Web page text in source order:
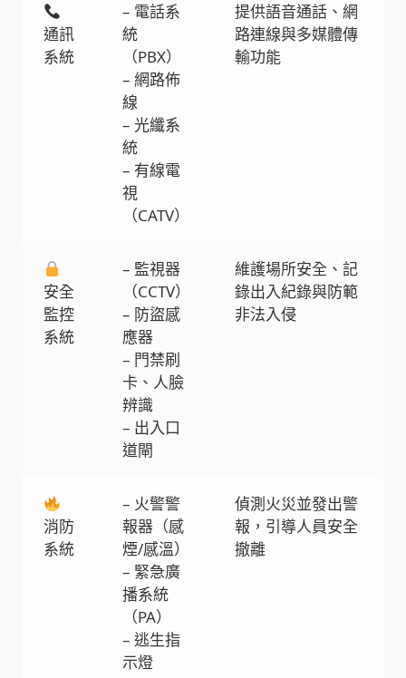
電腦租賃方案
捷元電腦 NUC迷你電腦 伺服器
飛碟 不斷電 UPS / 穩壓器 AVR
遠距教學、在家辦公
USB隨插即用視訊攝影機
數位廣告看板播放器
電腦 工具 軟體 手冊
OpenMediaVault OMV
DAS 直連式附加存儲
出租套房出租 網路維護管理 房東免煩惱
WIFI Wi-Fi 無線熱點 無線網路
網路硬體設備
通訊
系統
– 電話系
統
（PBX）
– 網路佈
線
– 光纖系
統
– 有線電
視
（CATV）
提供語音通話、網
路連線與多媒體傳
輸功能
安全
監控
系統
– 監視器
（CCTV）
– 防盜感
應器
– 門禁刷
卡、人臉
辨識
– 出入口
道閘
維護場所安全、記
錄出入紀錄與防範
非法入侵
消防
系統
– 火警警
報器（感
煙/感溫）
– 緊急廣
播系統
（PA）
– 逃生指
示燈
偵測火災並發出警
報，引導人員安全
撤離